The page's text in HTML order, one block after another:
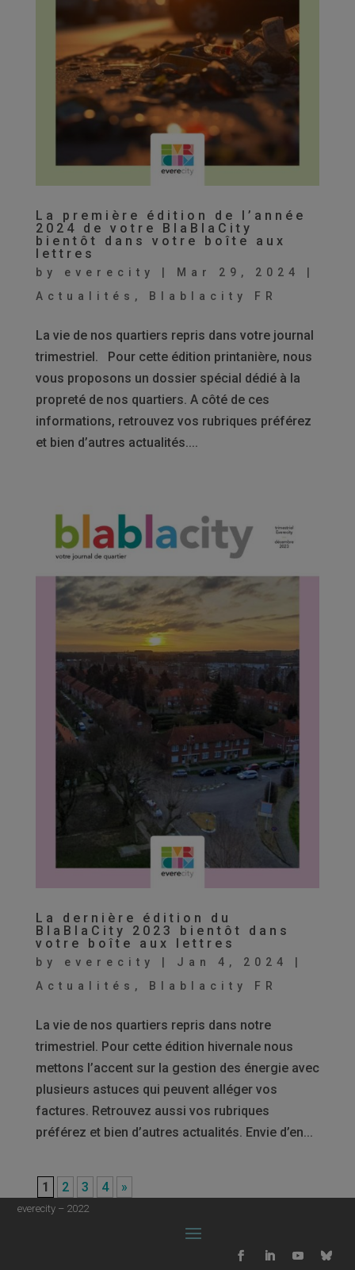
La première édition de l’année
2024 de votre BlaBlaCity
bientôt dans votre boîte aux
lettres
by everecity Mar 29, 2024
Actualités , Blablacity FR
La vie de nos quartiers repris dans votre journal
trimestriel. Pour cette édition printanière, nous
vous proposons un dossier spécial dédié à la
propreté de nos quartiers. A côté de ces
informations, retrouvez vos rubriques préférez
et bien d’autres actualités....
La dernière édition du
BlaBlaCity 2023 bientôt dans
votre boîte aux lettres
by everecity Jan 4, 2024
Actualités , Blablacity FR
La vie de nos quartiers repris dans notre
trimestriel. Pour cette édition hivernale nous
mettons l’accent sur la gestion des énergie avec
plusieurs astuces qui peuvent alléger vos
factures. Retrouvez aussi vos rubriques
préférez et bien d’autres actualités. Envie d’en...
1 2 3 4 »
everecity – 2022